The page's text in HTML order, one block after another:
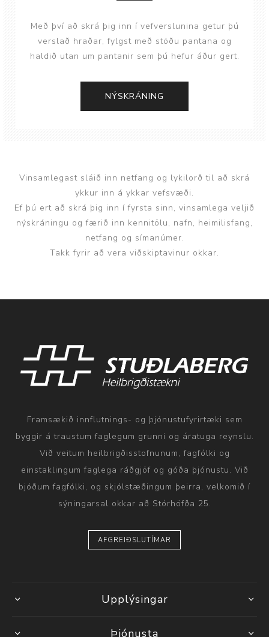
Með því að skrá þig inn í vefverslunina getur þú
verslað hraðar, fylgst með stöðu pantana og
haldið utan um pantanir sem þú hefur áður gert.
Vinsamlegast sláið inn netfang og lykilorð til að skrá
ykkur inn á ykkar vefsvæði.
Ef þú ert að skrá þig inn í fyrsta sinn, vinsamlega veljið
nýskráningu og færið inn kennitölu, nafn, heimilisfang,
netfang og símanúmer.
Takk fyrir að vera viðskiptavinur okkar.
Framsækið innflutnings- og þjónustufyrirtæki sem
byggir á traustum faglegum grunni og áratuga reynslu.
Við veitum heilbrigðisstofnunum, fagfólki og
einstaklingum faglega ráðgjöf og góða þjónustu. Við
bjóðum fagfólki, og skjólstæðingum þeirra, velkomið í
sýningarsal okkar að Stórhöfða 25.
AFGREIÐSLUTÍMAR
Upplýsingar
Þjónusta